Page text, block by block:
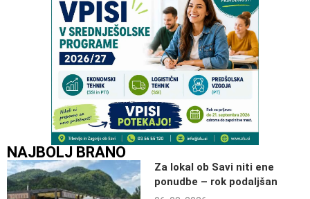
NAJBOLJ BRANO
Za lokal ob Savi niti ene
ponudbe – rok podaljšan